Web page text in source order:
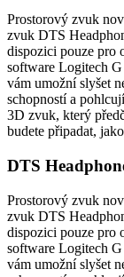
Prostorový zvuk
zvuk DTS
dispozici pouze pro
software Logitech
vám umožní slyšet
schopností a
3D zvuk, který
budete připadat,
DTS
Prostorový zvuk
zvuk DTS
dispozici pouze pro
software Logitech
vám umožní slyšet